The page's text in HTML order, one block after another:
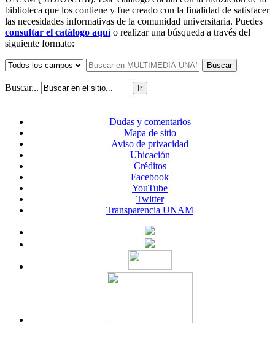
biblioteca que los contiene y fue creado con la finalidad de satisfacer
las necesidades informativas de la comunidad universitaria. Puedes
consultar el catálogo aquío realizar una búsqueda a través del
siguiente formato:
Buscar
Buscar... Ir
Dudas y comentarios
Mapa de sitio
Aviso de privacidad
Ubicación
Créditos
Facebook
YouTube
Twitter
Transparencia UNAM